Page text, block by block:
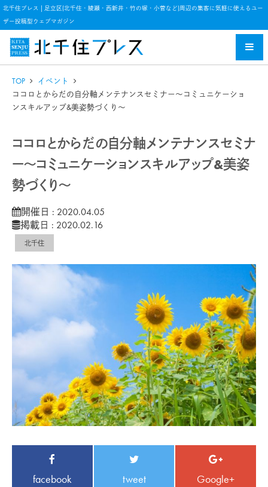
北千住プレス | 足立区(北千住・綾瀬・西新井・竹の塚・小菅など)周辺の集客に気軽に使えるユー
ザー投稿型ウェブマガジン
TOP
イベント
ココロとからだの自分軸メンテナンスセミナー～コミュニケーショ
ンスキルアップ&美姿勢づくり～
ココロとからだの自分軸メンテナンスセミナ
ー～コミュニケーションスキルアップ&美姿
勢づくり～
開催日 : 2020.04.05
掲載日 : 2020.02.16
北千住
facebook tweet Google+